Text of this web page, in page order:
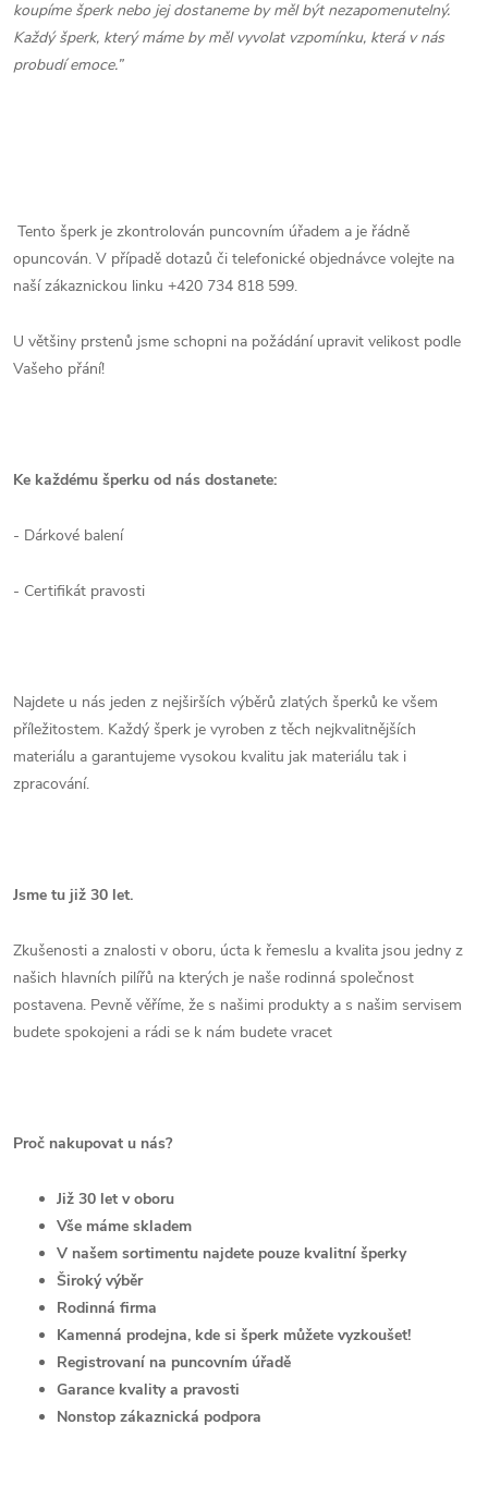
koupíme šperk nebo jej dostaneme by měl být nezapomenutelný.
Každý šperk, který máme by měl vyvolat vzpomínku, která v nás
probudí emoce.”
Tento šperk je zkontrolován puncovním úřadem a je řádně
opuncován. V případě dotazů či telefonické objednávce volejte na
naší zákaznickou linku +420 734 818 599.
U většiny prstenů jsme schopni na požádání upravit velikost podle
Vašeho přání!
Ke každému šperku od nás dostanete:
- Dárkové balení
- Certifikát pravosti
Najdete u nás jeden z nejširších výběrů zlatých šperků ke všem
příležitostem. Každý šperk je vyroben z těch nejkvalitnějších
materiálu a garantujeme vysokou kvalitu jak materiálu tak i
zpracování.
Jsme tu již 30 let.
Zkušenosti a znalosti v oboru, úcta k řemeslu a kvalita jsou jedny z
našich hlavních pilířů na kterých je naše rodinná společnost
postavena. Pevně věříme, že s našimi produkty a s našim servisem
budete spokojeni a rádi se k nám budete vracet
Proč nakupovat u nás?
Již 30 let v oboru
Vše máme skladem
V našem sortimentu najdete pouze kvalitní šperky
Široký výběr
Rodinná firma
Kamenná prodejna, kde si šperk můžete vyzkoušet!
Registrovaní na puncovním úřadě
Garance kvality a pravosti
Nonstop zákaznická podpora